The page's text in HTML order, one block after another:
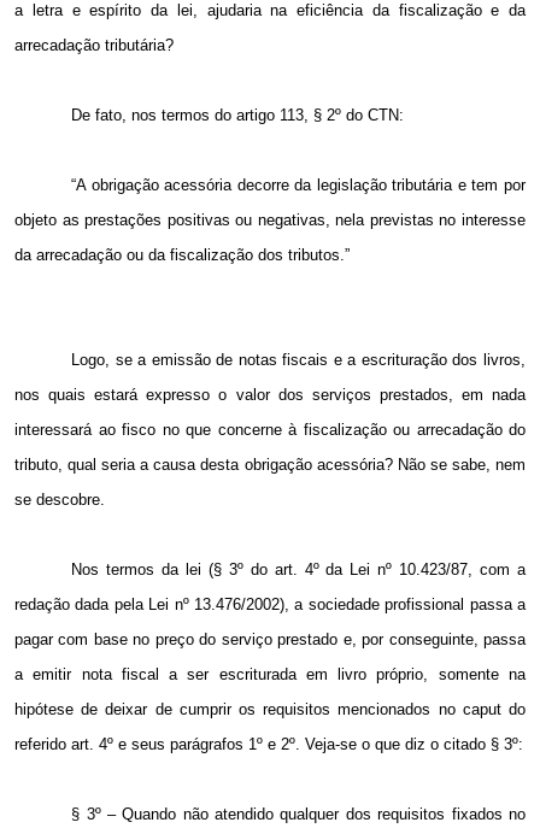
a letra e espírito da lei, ajudaria na eficiência da fiscalização e da
arrecadação tributária?
De fato, nos termos do artigo 113, § 2º do CTN:
“A obrigação acessória decorre da legislação tributária e tem por
objeto as prestações positivas ou negativas, nela previstas no interesse
da arrecadação ou da fiscalização dos tributos.”
Logo, se a emissão de notas fiscais e a escrituração dos livros,
nos quais estará expresso o valor dos serviços prestados, em nada
interessará ao fisco no que concerne à fiscalização ou arrecadação do
tributo, qual seria a causa desta obrigação acessória? Não se sabe, nem
se descobre.
Nos termos da lei (§ 3º do art. 4º da Lei nº 10.423/87, com a
redação dada pela Lei nº 13.476/2002), a sociedade profissional passa a
pagar com base no preço do serviço prestado e, por conseguinte, passa
a emitir nota fiscal a ser escriturada em livro próprio, somente na
hipótese de deixar de cumprir os requisitos mencionados no caput do
referido art. 4º e seus parágrafos 1º e 2º. Veja-se o que diz o citado § 3º:
§ 3º – Quando não atendido qualquer dos requisitos fixados no